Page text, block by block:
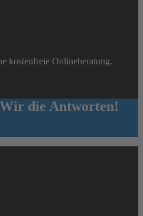
kostenfreie Onlineberatung.
die Antworten!